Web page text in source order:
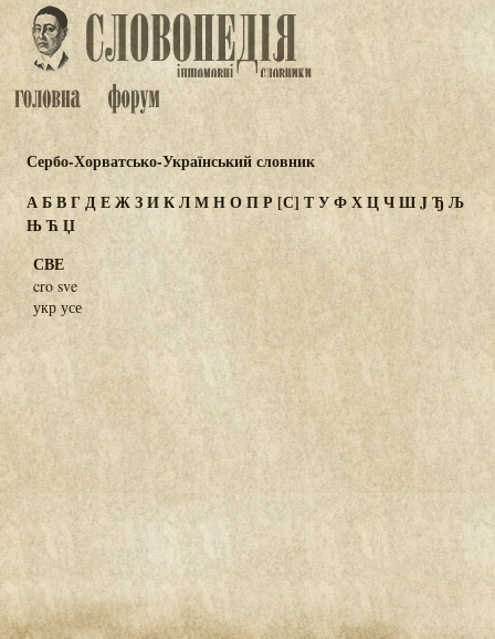
Сербо-Хорватсько-Український словник
АБВГДЕЖЗИКЛМНОПР [С] ТУФХЦЧШJЂЉ
ЊЋЏ
СВЕ
cro sve
укр усе